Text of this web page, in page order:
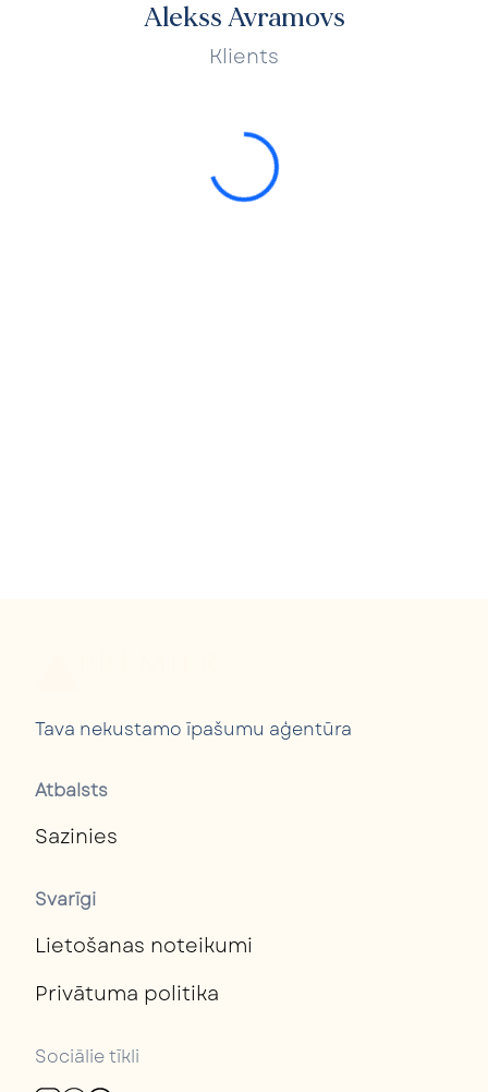
Alekss Avramovs
Klients
Tava nekustamo īpašumu aģentūra
Atbalsts
Sazinies
Svarīgi
Lietošanas noteikumi
Privātuma politika
Sociālie tīkli